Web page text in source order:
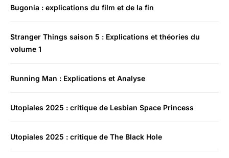
Bugonia : explications du film et de la fin
Stranger Things saison 5 : Explications et théories du
volume 1
Running Man : Explications et Analyse
Utopiales 2025 : critique de Lesbian Space Princess
Utopiales 2025 : critique de The Black Hole